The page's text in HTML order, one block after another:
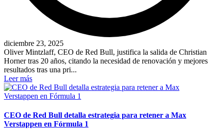
diciembre 23, 2025
Oliver Mintzlaff, CEO de Red Bull, justifica la salida de Christian
Horner tras 20 años, citando la necesidad de renovación y mejores
resultados tras una pri...
Leer más
CEO de Red Bull detalla estrategia para retener a Max
Verstappen en Fórmula 1